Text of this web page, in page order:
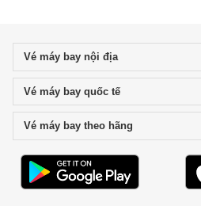
Vé máy bay nội địaclick to expand
Vé máy bay quốc tếclick to expand
Vé máy bay theo hãng